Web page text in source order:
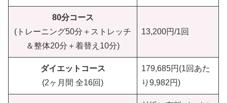
80分コース
(トレーニング50分＋ストレッチ
＆整体20分＋着替え10分)
13,200円/1回
ダイエットコース
(2ヶ月間 全16回)
179,685円(1回あた
り9,982円)